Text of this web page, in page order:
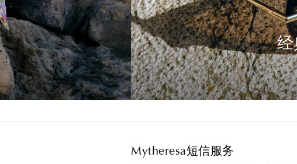
经
Mytheresa短信服务